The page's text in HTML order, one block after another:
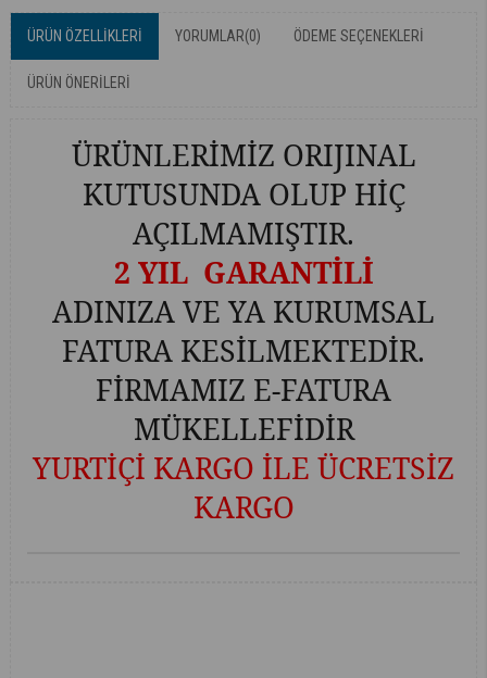
ÜRÜN ÖZELLIKLERI YORUMLAR(0) ÖDEME SEÇENEKLERI
ÜRÜN ÖNERILERI
ÜRÜNLERİMİZ ORIJINAL
KUTUSUNDA OLUP HİÇ
AÇILMAMIŞTIR.
2 YIL GARANTİLİ
ADINIZA VE YA KURUMSAL
FATURA KESİLMEKTEDİR.
FİRMAMIZ E-FATURA
MÜKELLEFİDİR
YURTİÇİ KARGO İLE ÜCRETSİZ
KARGO